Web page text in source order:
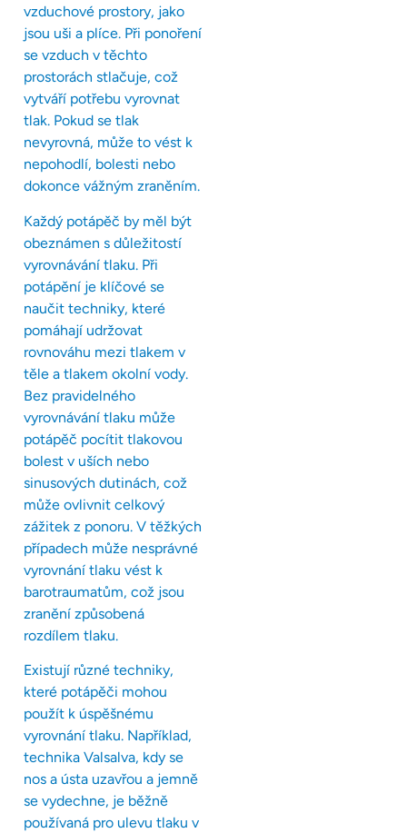
vzduchové prostory, jako
jsou uši a plíce. Při ponoření
se vzduch v těchto
prostorách stlačuje, což
vytváří potřebu vyrovnat
tlak. Pokud se tlak
nevyrovná, může to vést k
nepohodlí, bolesti nebo
dokonce vážným zraněním.
Každý potápěč by měl být
obeznámen s důležitostí
vyrovnávání tlaku. Při
potápění je klíčové se
naučit techniky, které
pomáhají udržovat
rovnováhu mezi tlakem v
těle a tlakem okolní vody.
Bez pravidelného
vyrovnávání tlaku může
potápěč pocítit tlakovou
bolest v uších nebo
sinusových dutinách, což
může ovlivnit celkový
zážitek z ponoru. V těžkých
případech může nesprávné
vyrovnání tlaku vést k
barotraumatům, což jsou
zranění způsobená
rozdílem tlaku.
Existují různé techniky,
které potápěči mohou
použít k úspěšnému
vyrovnání tlaku. Například,
technika Valsalva, kdy se
nos a ústa uzavřou a jemně
se vydechne, je běžně
používaná pro ulevu tlaku v